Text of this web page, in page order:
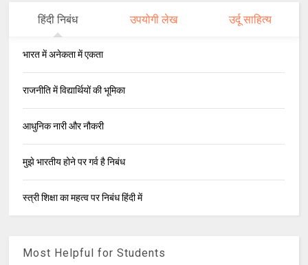
हिंदी निबंध उपयोगी लेख उर्दू साहित्य
भारत में अनेकता में एकता
राजनीति में विद्यार्थियों की भूमिका
आधुनिक नारी और नौकरी
मुझे भारतीय होने पर गर्व है निबंध
स्त्री शिक्षा का महत्व पर निबंध हिंदी में
Most Helpful for Students